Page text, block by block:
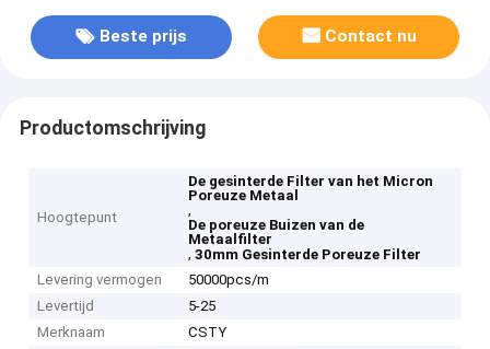
Beste prijs Contact nu
Productomschrijving
Hoogtepunt
De gesinterde Filter van het Micron
Poreuze Metaal
,
De poreuze Buizen van de
Metaalfilter
,30mm Gesinterde Poreuze Filter
Levering vermogen
50000pcs/m
Levertijd
5-25
Merknaam
CSTY